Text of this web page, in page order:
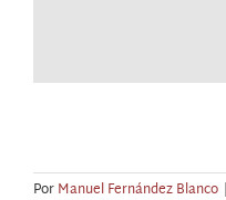
PorManuel Fernández Blanco |